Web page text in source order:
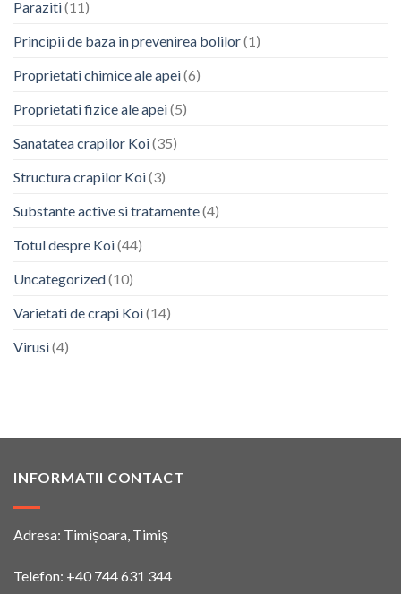
Paraziti(11)
Principii de baza in prevenirea bolilor(1)
Proprietati chimice ale apei(6)
Proprietati fizice ale apei(5)
Sanatatea crapilor Koi(35)
Structura crapilor Koi(3)
Substante active si tratamente(4)
Totul despre Koi(44)
Uncategorized(10)
Varietati de crapi Koi(14)
Virusi(4)
INFORMATII CONTACT
Adresa: Timișoara, Timiș
Telefon: +40 744 631 344